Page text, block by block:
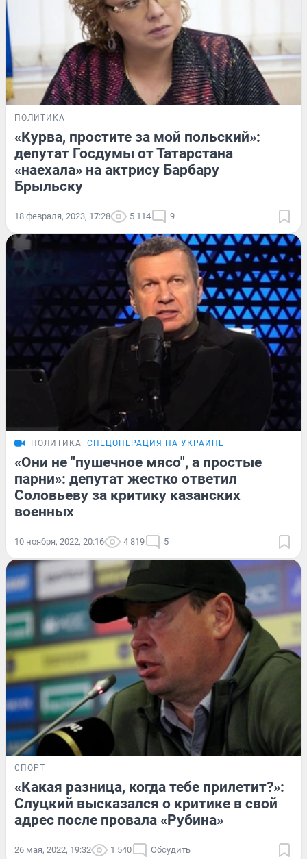
ПОЛИТИКА
«Курва, простите за мой польский»:
депутат Госдумы от Татарстана
«наехала» на актрису Барбару
Брыльску
18 февраля, 2023, 17:28 5 114 9
ПОЛИТИКА СПЕЦОПЕРАЦИЯ НА УКРАИНЕ
«Они не "пушечное мясо", а простые
парни»: депутат жестко ответил
Соловьеву за критику казанских
военных
10 ноября, 2022, 20:16 4 819 5
СПОРТ
«Какая разница, когда тебе прилетит?»:
Слуцкий высказался о критике в свой
адрес после провала «Рубина»
26 мая, 2022, 19:32 1 540 Обсудить